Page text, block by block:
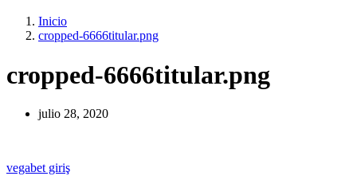
Inicio
cropped-6666titular.png
cropped-6666titular.png
julio 28, 2020
vegabet giriş